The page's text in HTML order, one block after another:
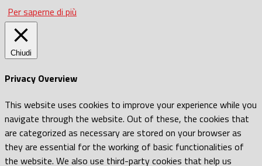
Per saperne di più
Chiudi
Privacy Overview
This website uses cookies to improve your experience while you
navigate through the website. Out of these, the cookies that
are categorized as necessary are stored on your browser as
they are essential for the working of basic functionalities of
the website. We also use third-party cookies that help us